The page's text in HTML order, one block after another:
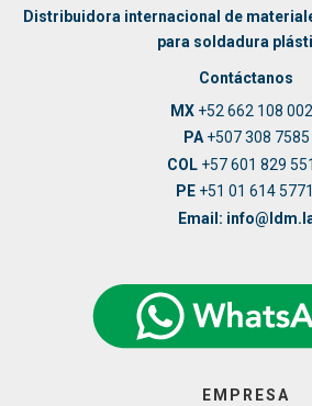
Distribuidora internacional de
para soldadura
Contáctanos
MX +52 662 108
PA+507 308 7585
COL +57 601 829
PE +51 01 614 5771
Email:
EMPRESA